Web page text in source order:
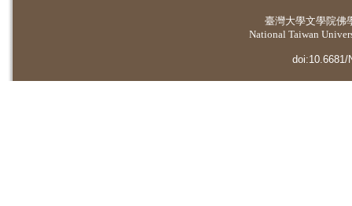
臺灣大學文學院佛
National Taiwan
doi:10.6681/